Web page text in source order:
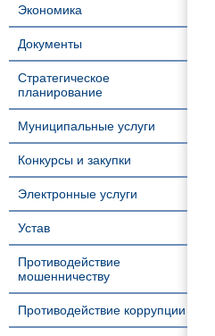
Экономика
Документы
Стратегическое
планирование
Муниципальные услуги
Конкурсы и закупки
Электронные услуги
Устав
Противодействие
мошенничеству
Противодействие коррупции